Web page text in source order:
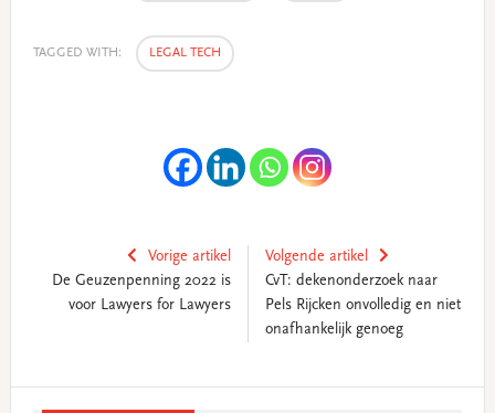
TAGGED WITH: LEGAL TECH
Vorige artikel
De Geuzenpenning 2022 is
voor Lawyers for Lawyers
Volgende artikel
CvT: dekenonderzoek naar
Pels Rijcken onvolledig en niet
onafhankelijk genoeg